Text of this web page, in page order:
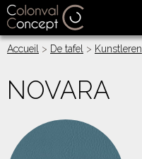
Accueil > De tafel > Kunstleren
NOVARA